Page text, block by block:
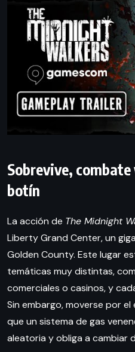
Sobrevive,
botín
La acción de The Midnight
Liberty Grand Center, un
Golden County. Este lugar
temáticas muy distintas,
comerciales o casinos, y
Sin embargo, moverse por
que un sistema de gas
aleatoria y obliga a cambiar